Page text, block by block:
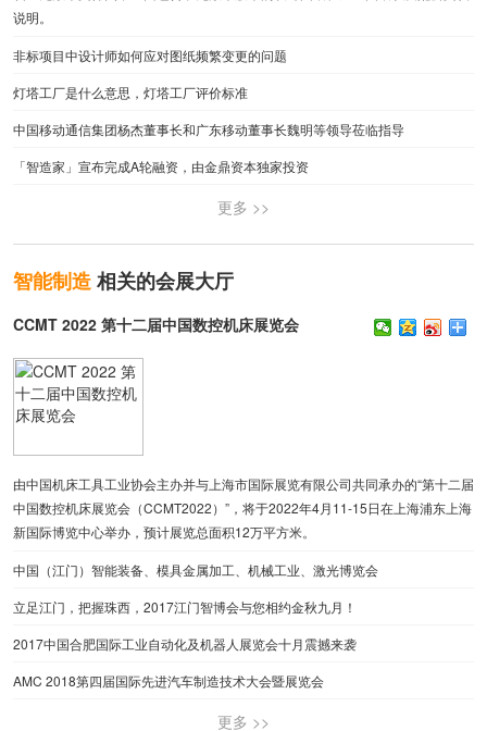
说明。
非标项目中设计师如何应对图纸频繁变更的问题
灯塔工厂是什么意思，灯塔工厂评价标准
中国移动通信集团杨杰董事长和广东移动董事长魏明等领导莅临指导
「智造家」宣布完成A轮融资，由金鼎资本独家投资
更多 >>
智能制造相关的会展大厅
CCMT 2022 第十二届中国数控机床展览会
由中国机床工具工业协会主办并与上海市国际展览有限公司共同承办的“第十二届
中国数控机床展览会（CCMT2022）”，将于2022年4月11-15日在上海浦东上海
新国际博览中心举办，预计展览总面积12万平方米。
中国（江门）智能装备、模具金属加工、机械工业、激光博览会
立足江门，把握珠西，2017江门智博会与您相约金秋九月！
2017中国合肥国际工业自动化及机器人展览会十月震撼来袭
AMC 2018第四届国际先进汽车制造技术大会暨展览会
更多 >>